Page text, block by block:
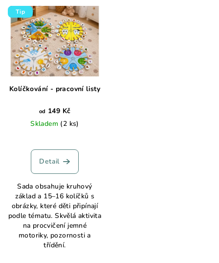
Tip
Kolíčkování - pracovní listy
od 149 Kč
Skladem (2 ks)
Detail
Sada obsahuje kruhový
základ a 15–16 kolíčků s
obrázky, které děti připínají
podle tématu. Skvělá aktivita
na procvičení jemné
motoriky, pozornosti a
třídění.